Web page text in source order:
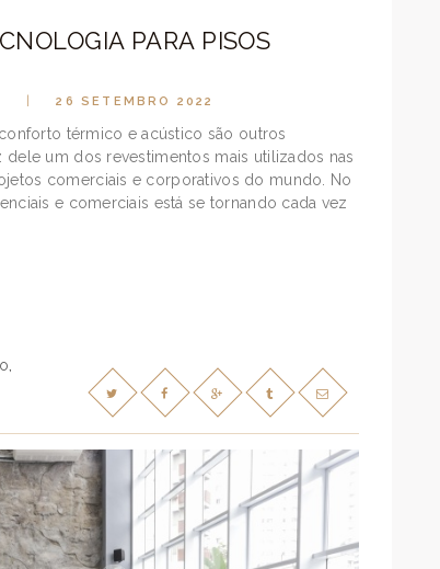
PARA PISOS
26 SETEMBRO 2022
térmico e acústico são outros
um dos revestimentos mais utilizados nas
comerciais e corporativos do mundo. No
e comerciais está se tornando cada vez
,